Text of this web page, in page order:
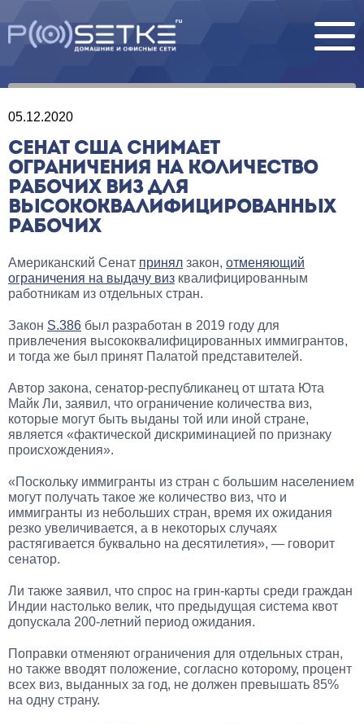
05.12.2020
СЕНАТ США СНИМАЕТ
ОГРАНИЧЕНИЯ НА КОЛИЧЕСТВО
РАБОЧИХ ВИЗ ДЛЯ
ВЫСОКОКВАЛИФИЦИРОВАННЫХ
РАБОЧИХ
Американский Сенат принял закон, отменяющий
ограничения на выдачу виз квалифицированным
работникам из отдельных стран.
Закон S.386 был разработан в 2019 году для
привлечения высококвалифицированных иммигрантов,
и тогда же был принят Палатой представителей.
Автор закона, сенатор-республиканец от штата Юта
Майк Ли, заявил, что ограничение количества виз,
которые могут быть выданы той или иной стране,
является «фактической дискриминацией по признаку
происхождения».
«Поскольку иммигранты из стран с большим населением
могут получать такое же количество виз, что и
иммигранты из небольших стран, время их ожидания
резко увеличивается, а в некоторых случаях
растягивается буквально на десятилетия», — говорит
сенатор.
Ли также заявил, что спрос на грин-карты среди граждан
Индии настолько велик, что предыдущая система квот
допускала 200-летний период ожидания.
Поправки отменяют ограничения для отдельных стран,
но также вводят положение, согласно которому, процент
всех виз, выданных за год, не должен превышать 85%
на одну страну.